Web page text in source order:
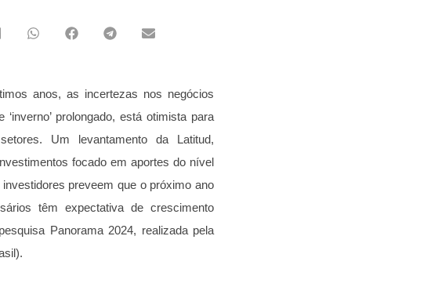
anos, as incertezas nos negócios
prolongado, está otimista para
Um levantamento da Latitud,
focado em aportes do nível
preveem que o próximo ano
têm expectativa de crescimento
Panorama 2024, realizada pela